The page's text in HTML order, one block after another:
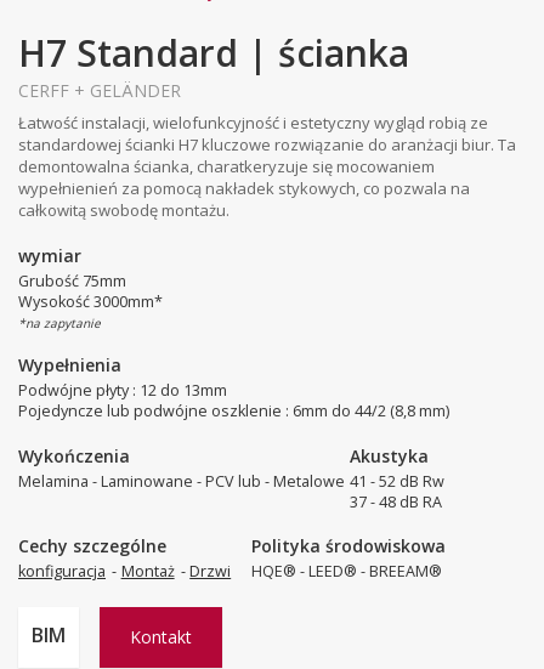
H7 Standard | ścianka
CERFF + GELÄNDER
Łatwość instalacji, wielofunkcyjność i estetyczny wygląd robią ze
standardowej ścianki H7 kluczowe rozwiązanie do aranżacji biur. Ta
demontowalna ścianka, charatkeryzuje się mocowaniem
wypełnienień za pomocą nakładek stykowych, co pozwala na
całkowitą swobodę montażu.
wymiar
Grubość 75mm
Wysokość 3000mm*
*na zapytanie
Wypełnienia
Podwójne płyty : 12 do 13mm
Pojedyncze lub podwójne oszklenie : 6mm do 44/2 (8,8 mm)
Wykończenia
Melamina - Laminowane - PCV lub - Metalowe
Akustyka
41 - 52 dB Rw
37 - 48 dB RA
Cechy szczególne
konfiguracja Montaż Drzwi
Polityka środowiskowa
HQE® - LEED® - BREEAM®
Kontakt